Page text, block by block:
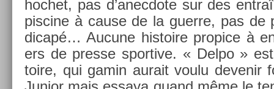
hoc­het, pas d’anec­dote sur des
pis­cine à cause de la guer­re, pas de
dicapé… Aucune his­toire pro­pice à
ers de pre­sse spor­tive. « Delpo »
toire, qui gamin aurait voulu de­venir